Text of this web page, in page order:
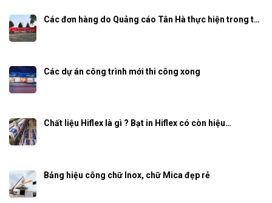
Các đơn hàng do Quảng cáo Tân Hà thực hiện trong t…
Các dự án công trình mới thi công xong
Chất liệu Hiflex là gì ? Bạt in Hiflex có còn hiệu…
Bảng hiệu công chữ Inox, chữ Mica đẹp rẻ